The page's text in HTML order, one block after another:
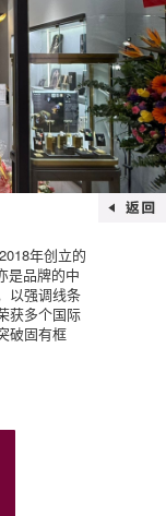
年创立的
是品牌的中
以强调线条
获多个国际
破固有框